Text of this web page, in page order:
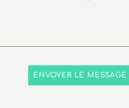
ENVOYER LE MESSAGE